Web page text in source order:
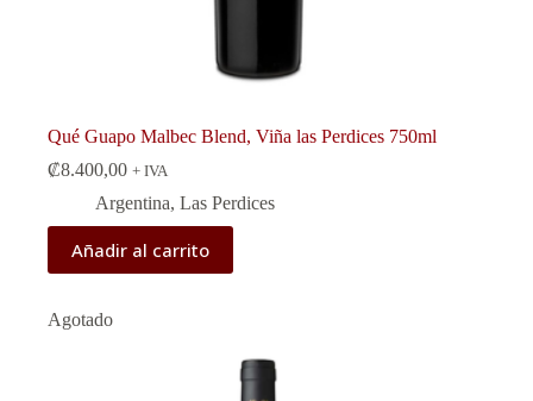
Qué Guapo Malbec Blend, Viña las Perdices 750ml
₡8.400,00 + IVA
Argentina, Las Perdices
Añadir al carrito
Agotado